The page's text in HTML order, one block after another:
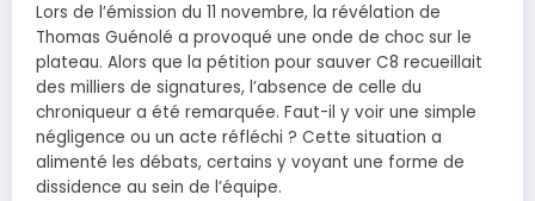
Lors de l’émission du 11 novembre, la révélation de
Thomas Guénolé a provoqué une onde de choc sur le
plateau. Alors que la pétition pour sauver C8 recueillait
des milliers de signatures, l’absence de celle du
chroniqueur a été remarquée. Faut-il y voir une simple
négligence ou un acte réfléchi ? Cette situation a
alimenté les débats, certains y voyant une forme de
dissidence au sein de l’équipe.